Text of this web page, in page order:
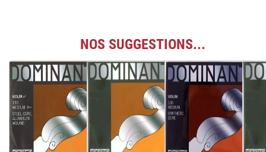
NOS SUGGESTIONS...